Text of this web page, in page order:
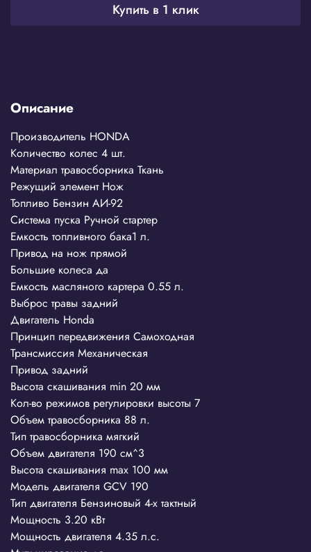
Купить в 1 клик
Описание
Производитель HONDA
Количество колес 4 шт.
Материал травосборника Ткань
Режущий элемент Нож
Топливо Бензин АИ-92
Система пуска Ручной стартер
Емкость топливного бака1 л.
Привод на нож прямой
Большие колеса да
Емкость масляного картера 0.55 л.
Выброс травы задний
Двигатель Honda
Принцип передвижения Самоходная
Трансмиссия Механическая
Привод задний
Высота скашивания min 20 мм
Кол-во режимов регулировки высоты 7
Объем травосборника 88 л.
Тип травосборника мягкий
Объем двигателя 190 см^3
Высота скашивания max 100 мм
Модель двигателя GCV 190
Тип двигателя Бензиновый 4-х тактный
Мощность 3.20 кВт
Мощность двигателя 4.35 л.с.